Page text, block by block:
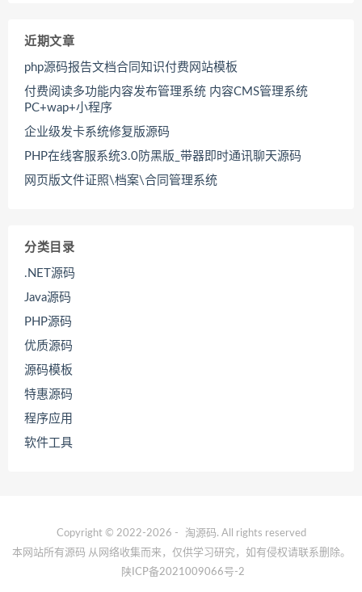
近期文章
php源码报告文档合同知识付费网站模板
付费阅读多功能内容发布管理系统 内容CMS管理系统
PC+wap+小程序
企业级发卡系统修复版源码
PHP在线客服系统3.0防黑版_带器即时通讯聊天源码
网页版文件证照\档案\合同管理系统
分类目录
.NET源码
Java源码
PHP源码
优质源码
源码模板
特惠源码
程序应用
软件工具
Copyright © 2022-2026 - 淘源码. All rights reserved
本网站所有源码 从网络收集而来，仅供学习研究，如有侵权请联系删除。
陕ICP备2021009066号-2